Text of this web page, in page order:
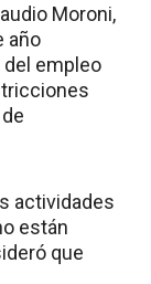
Moroni,
año
empleo
actividades
están
que